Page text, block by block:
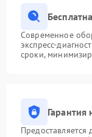
Современное
экспресс-
сроки,
Гарантия